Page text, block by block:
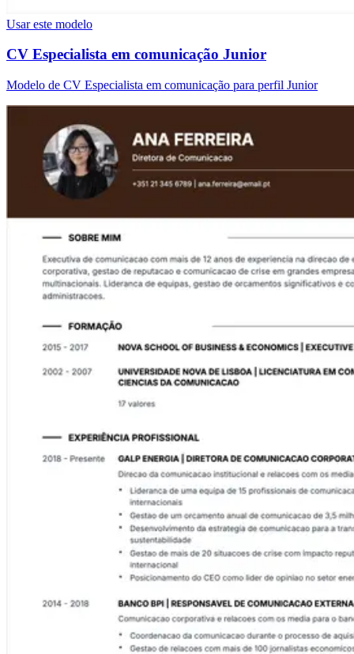
Usar este modelo
CV Especialista em comunicação Junior
Modelo de CV Especialista em comunicação para perfil Junior